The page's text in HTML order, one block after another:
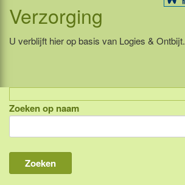
Verzorging
U verblijft hier op basis van Logies & Ontbijt.
Indonesië, eilandcombinaties
Bali
Lombok
Zoeken op naam